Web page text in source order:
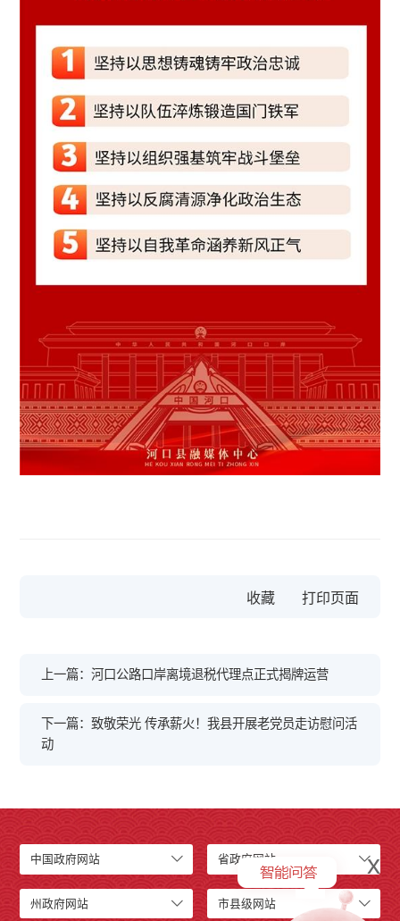
收藏
上一篇：河口公路口岸离境退税代理点正式揭牌运营
下一篇：致敬荣光 传承薪火！我县开展老党员走访慰问活
动
中国政府网站 省政府网站
州政府网站 市县级网站
x